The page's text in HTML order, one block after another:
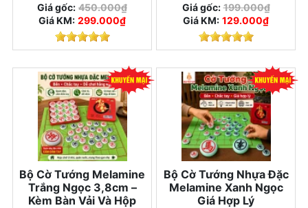
Giá gốc: 450.000₫
Giá KM: 299.000₫
Giá gốc: 199.000₫
Giá KM: 129.000₫
Bộ Cờ Tướng Melamine
Trắng Ngọc 3,8cm –
Kèm Bàn Vải Và Hộp
Bộ Cờ Tướng Nhựa Đặc
Melamine Xanh Ngọc
Giá Hợp Lý